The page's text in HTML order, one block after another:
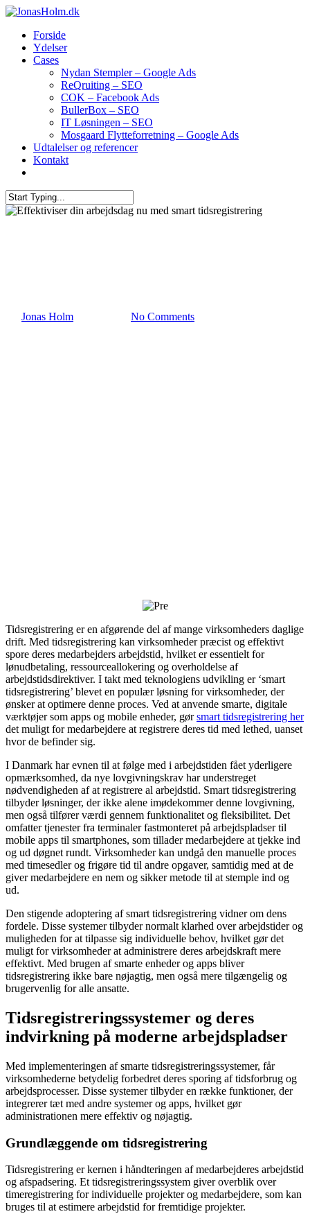
Forside
Ydelser
Cases
Nydan Stempler – Google Ads
ReQruiting – SEO
COK – Facebook Ads
BullerBox – SEO
IT Løsningen – SEO
Mosgaard Flytteforretning – Google Ads
Udtalelser og referencer
Kontakt
Jonas Holm No Comments
Tidsregistrering er en afgørende del af mange virksomheders daglige
drift. Med tidsregistrering kan virksomheder præcist og effektivt
spore deres medarbejders arbejdstid, hvilket er essentielt for
lønudbetaling, ressourceallokering og overholdelse af
arbejdstidsdirektiver. I takt med teknologiens udvikling er ‘smart
tidsregistrering’ blevet en populær løsning for virksomheder, der
ønsker at optimere denne proces. Ved at anvende smarte, digitale
værktøjer som apps og mobile enheder, gørsmart tidsregistrering her
det muligt for medarbejdere at registrere deres tid med lethed, uanset
hvor de befinder sig.
I Danmark har evnen til at følge med i arbejdstiden fået yderligere
opmærksomhed, da nye lovgivningskrav har understreget
nødvendigheden af at registrere al arbejdstid. Smart tidsregistrering
tilbyder løsninger, der ikke alene imødekommer denne lovgivning,
men også tilfører værdi gennem funktionalitet og fleksibilitet. Det
omfatter tjenester fra terminaler fastmonteret på arbejdspladser til
mobile apps til smartphones, som tillader medarbejdere at tjekke ind
og ud døgnet rundt. Virksomheder kan undgå den manuelle proces
med timesedler og frigøre tid til andre opgaver, samtidig med at de
giver medarbejdere en nem og sikker metode til at stemple ind og
ud.
Den stigende adoptering af smart tidsregistrering vidner om dens
fordele. Disse systemer tilbyder normalt klarhed over arbejdstider og
muligheden for at tilpasse sig individuelle behov, hvilket gør det
muligt for virksomheder at administrere deres arbejdskraft mere
effektivt. Med brugen af smarte enheder og apps bliver
tidsregistrering ikke bare nøjagtig, men også mere tilgængelig og
brugervenlig for alle ansatte.
Tidsregistreringssystemer og deres
indvirkning på moderne arbejdspladser
Med implementeringen af smarte tidsregistreringssystemer, får
virksomhederne betydelig forbedret deres sporing af tidsforbrug og
arbejdsprocesser. Disse systemer tilbyder en række funktioner, der
integrerer tæt med andre systemer og apps, hvilket gør
administrationen mere effektiv og nøjagtig.
Grundlæggende om tidsregistrering
Tidsregistrering er kernen i håndteringen af medarbejderes arbejdstid
og afspadsering. Et tidsregistreringssystem giver overblik over
timeregistrering for individuelle projekter og medarbejdere, som kan
bruges til at estimere arbejdstid for fremtidige projekter.